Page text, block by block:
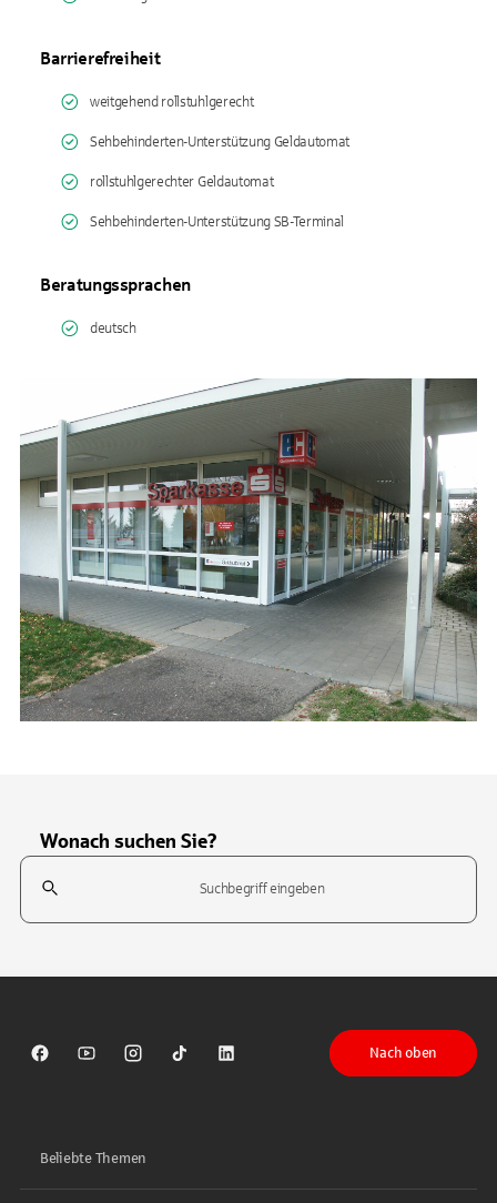
Barrierefreiheit
weitgehend rollstuhlgerecht
Sehbehinderten-Unterstützung Geldautomat
rollstuhlgerechter Geldautomat
Sehbehinderten-Unterstützung SB-Terminal
Beratungssprachen
deutsch
Wonach suchen Sie?
Suchfeld
Sparkasse auf Facebook
Sparkasse auf Youtube
Sparkasse auf Instagram
Sparkasse auf TikTok
Sparkasse auf LinkedIn
Nach oben
Beliebte Themen